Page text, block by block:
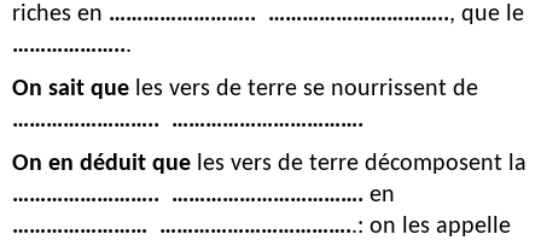
riches en ……………………..  …………………………..
………………...
On sait que
……………………..  …………………………….
On en déduit que
……………………..  …………………………….
……………………  ……………………………..: on les appelle